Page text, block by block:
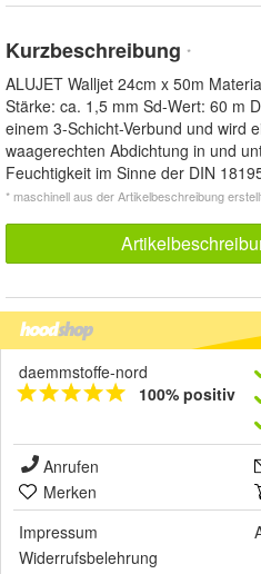
Kurzbeschreibung *
ALUJET Walljet 24cm x 50m
Stärke: ca. 1,5 mm Sd-Wert: 60 m
einem 3-Schicht-Verbund und wird
waagerechten Abdichtung in und
Feuchtigkeit im Sinne der DIN
* maschinell aus der Artikelbeschreibung
daemmstoffe-nord
100% positiv
Anrufen
Merken
Impressum
Widerrufsbelehrung